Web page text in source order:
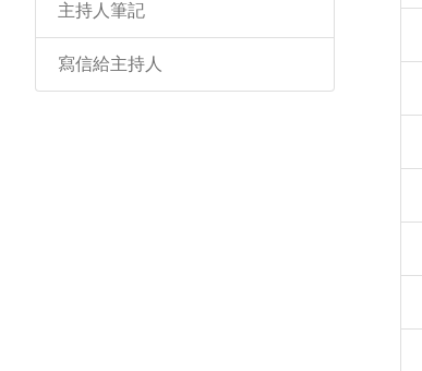
主持人筆記
寫信給主持人